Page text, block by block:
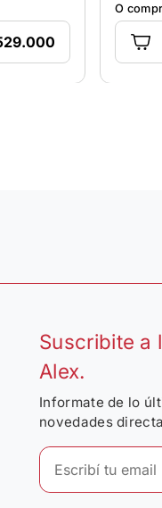
O
Suscribite a
Alex.
Informate de lo
novedades